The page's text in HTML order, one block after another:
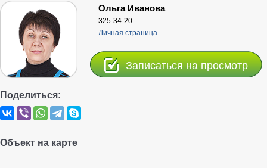
Ольга Иванова
325-34-20
Личная страница
Записаться на просмотр
Поделиться:
Объект на карте